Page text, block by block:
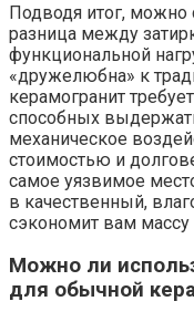
Подводя итог, можно
разница между
функциональной
«дружелюбна» к
керамогранит
способных
механическое
стоимостью и
самое уязвимое
в качественный,
сэкономит вам
Можно ли
для обычной